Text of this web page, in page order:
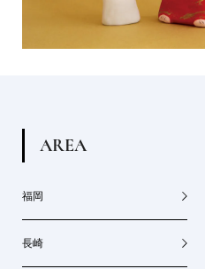
AREA
福岡
長崎